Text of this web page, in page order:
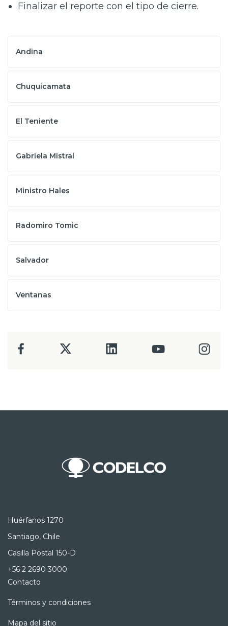
Finalizar el reporte con el tipo de cierre.
Andina
Chuquicamata
El Teniente
Gabriela Mistral
Ministro Hales
Radomiro Tomic
Salvador
Ventanas
Huérfanos 1270
Santiago, Chile
Casilla Postal 150-D
+56 2 2690 3000
Contacto
Términos y condiciones
Mapa del sitio